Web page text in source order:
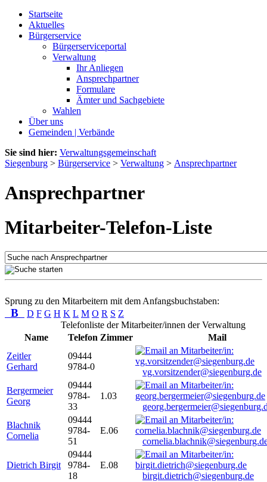
Startseite
Aktuelles
Bürgerservice
Bürgerserviceportal
Verwaltung
Ihr Anliegen
Ansprechpartner
Formulare
Ämter und Sachgebiete
Wahlen
Über uns
Gemeinden | Verbände
Sie sind hier: Verwaltungsgemeinschaft
Siegenburg > Bürgerservice > Verwaltung > Ansprechpartner
Ansprechpartner
Mitarbeiter-Telefon-Liste
Sprung zu den Mitarbeitern mit dem Anfangsbuchstaben:
B D F G H K L M O R S Z
Telefonliste der Mitarbeiter/innen der Verwaltung
Name
Telefon Zimmer
Mail
Zeitler
Gerhard
09444
9784-0
vg.vorsitzender@siegenburg.de
Bergermeier
Georg
09444
9784-
33
1.03
Blachnik
Cornelia
09444
9784-
51
E.06
Dietrich Birgit
09444
9784-
18
E.08
birgit.dietrich@siegenburg.de